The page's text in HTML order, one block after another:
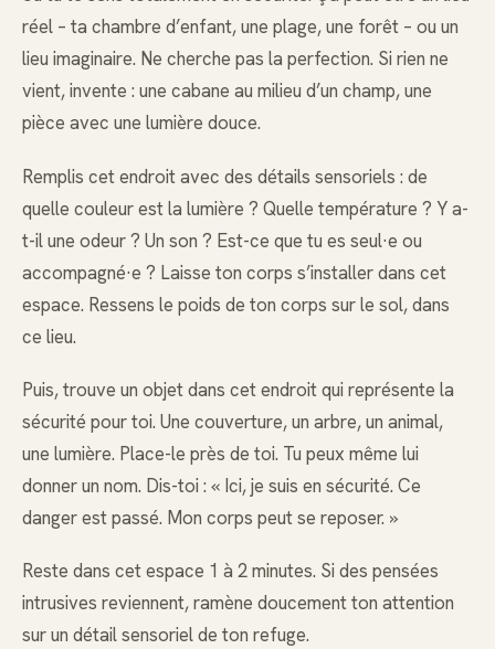
réel – ta chambre d’enfant, une plage, une forêt – ou un
lieu imaginaire. Ne cherche pas la perfection. Si rien ne
vient, invente : une cabane au milieu d’un champ, une
pièce avec une lumière douce.
Remplis cet endroit avec des détails sensoriels : de
quelle couleur est la lumière ? Quelle température ? Y a-
t-il une odeur ? Un son ? Est-ce que tu es seul·e ou
accompagné·e ? Laisse ton corps s’installer dans cet
espace. Ressens le poids de ton corps sur le sol, dans
ce lieu.
Puis, trouve un objet dans cet endroit qui représente la
sécurité pour toi. Une couverture, un arbre, un animal,
une lumière. Place-le près de toi. Tu peux même lui
donner un nom. Dis-toi : « Ici, je suis en sécurité. Ce
danger est passé. Mon corps peut se reposer. »
Reste dans cet espace 1 à 2 minutes. Si des pensées
intrusives reviennent, ramène doucement ton attention
sur un détail sensoriel de ton refuge.